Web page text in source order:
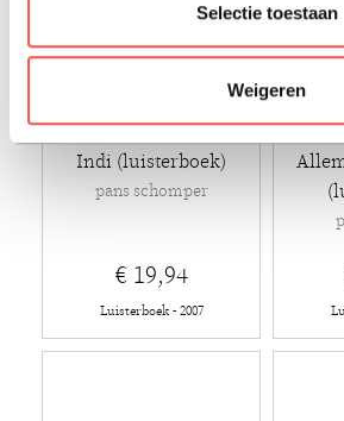
Selectie toestaan
Weigeren
Indi (luisterboek)
pans schomper
€ 19,94
Luisterboek - 2007